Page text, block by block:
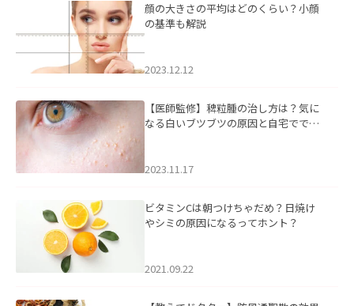
顔の大きさの平均はどのくらい？小顔
の基準も解説
2023.12.12
【医師監修】稗粒腫の治し方は？気に
なる白いブツブツの原因と自宅ででき
2023.11.17
ビタミンCは朝つけちゃだめ？日焼け
やシミの原因になるってホント？
2021.09.22